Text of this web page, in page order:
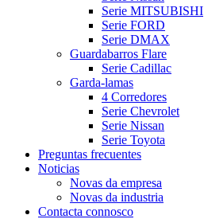
Serie MITSUBISHI
Serie FORD
Serie DMAX
Guardabarros Flare
Serie Cadillac
Garda-lamas
4 Corredores
Serie Chevrolet
Serie Nissan
Serie Toyota
Preguntas frecuentes
Noticias
Novas da empresa
Novas da industria
Contacta connosco